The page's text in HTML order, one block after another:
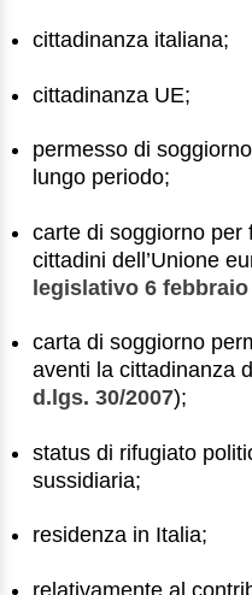
cittadinanza italiana;
cittadinanza UE;
permesso di
lungo periodo;
carte di soggiorno per
cittadini dell’Unione
legislativo 6 febbraio
carta di soggiorno
aventi la cittadinanza
d.lgs. 30/2007);
status di rifugiato
sussidiaria;
residenza in Italia;
relativamente al